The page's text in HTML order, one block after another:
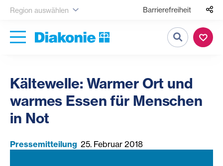
Region auswählen Barrierefreiheit
Suche
Kältewelle: Warmer Ort und
warmes Essen für Menschen
in Not
Pressemitteilung 25. Februar 2018